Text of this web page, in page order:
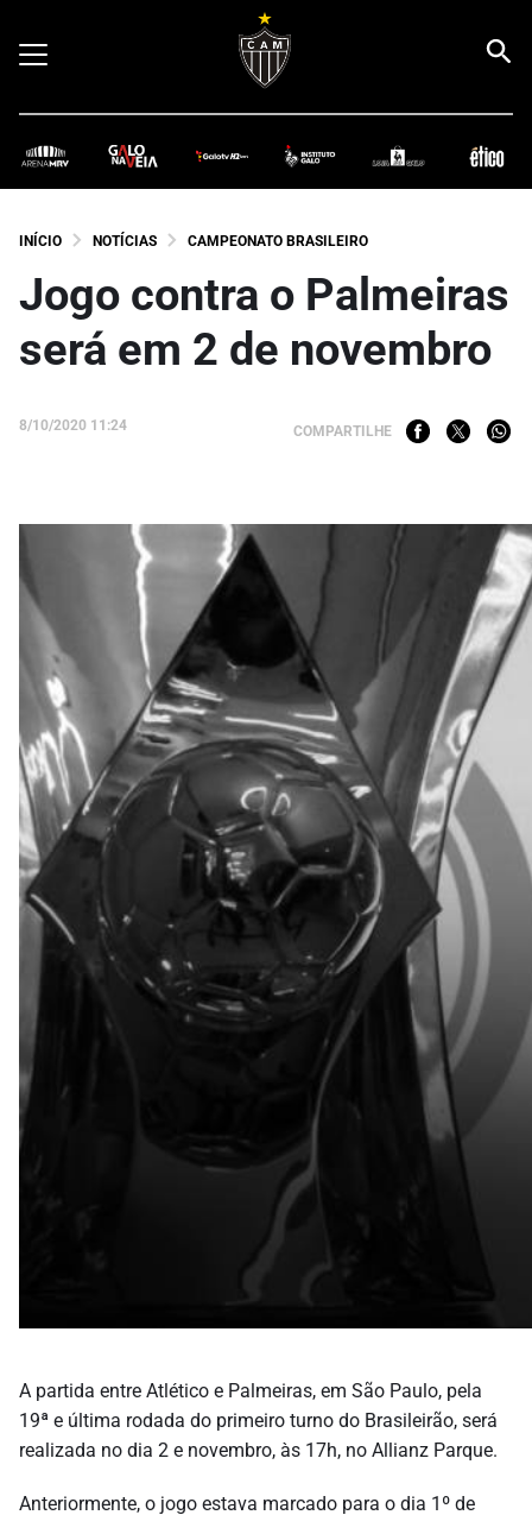
INÍCIO NOTÍCIAS CAMPEONATO BRASILEIRO
Jogo contra o Palmeiras
será em 2 de novembro
8/10/2020 11:24 COMPARTILHE
A partida entre Atlético e Palmeiras, em São Paulo, pela
19ª e última rodada do primeiro turno do Brasileirão, será
realizada no dia 2 e novembro, às 17h, no Allianz Parque.
Anteriormente, o jogo estava marcado para o dia 1º de